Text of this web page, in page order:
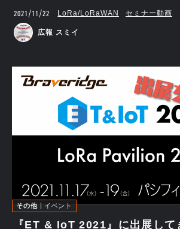
2021/11/22 LoRa/LoRaWAN セミナー動画
広報 スミイ
その他 イベント
『ET & IoT 2021』に出展して